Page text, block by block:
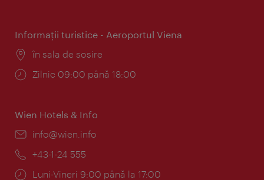
Informaţii turistice - Aeroportul Viena
Locul:
în sala de sosire
Program:
Zilnic 09:00 până 18:00
Wien Hotels & Info
E-
info@wien.info
Telefon:
+43-1-24 555
Program:
Luni-Vineri 9:00 până la 17:00